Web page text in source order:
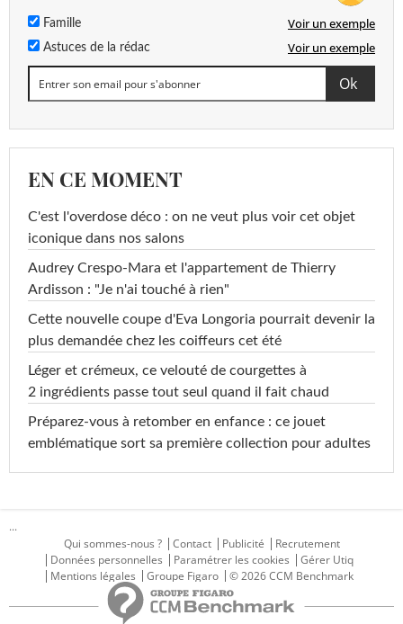
Famille Voir un exemple
Astuces de la rédac Voir un exemple
EN CE MOMENT
C'est l'overdose déco : on ne veut plus voir cet objet
iconique dans nos salons
Audrey Crespo-Mara et l'appartement de Thierry
Ardisson : "Je n'ai touché à rien"
Cette nouvelle coupe d'Eva Longoria pourrait devenir la
plus demandée chez les coiffeurs cet été
Léger et crémeux, ce velouté de courgettes à
2 ingrédients passe tout seul quand il fait chaud
Préparez-vous à retomber en enfance : ce jouet
emblématique sort sa première collection pour adultes
...
Qui sommes-nous ?
Contact Publicité
Recrutement
Données personnelles
Paramétrer les cookies
Gérer Utiq
Mentions légales
Groupe Figaro © 2026 CCM Benchmark